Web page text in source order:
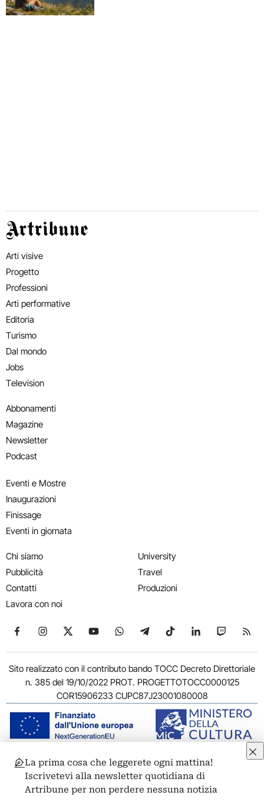
Artribune
Arti visive
Progetto
Professioni
Arti performative
Editoria
Turismo
Dal mondo
Jobs
Television
Abbonamenti
Magazine
Newsletter
Podcast
Eventi e Mostre
Inaugurazioni
Finissage
Eventi in giornata
Chi siamo
Pubblicità
Contatti
Lavora con noi
University
Travel
Produzioni
Seguici su Facebook
Seguici su Instagram
Seguici su X
Seguici su YouTube
Seguici su WhatsApp
Seguici su Telegram
Seguici su TikTok
Seguici su
Seguici
Sito realizzato con il contributo bando TOCC Decreto Direttoriale
n. 385 del 19/10/2022 PROT. PROGETTOTOCC0000125
COR15906233 CUPC87J23001080008
© 2011-2026 ARTRIBUNE srl – Corso Vittorio Emanuele II, 287 –
00186 Roma - P.I. 11381581005
Privacy: Responsabile della protezione dei dati personali
La prima cosa che leggerete ogni mattina!
Iscrivetevi alla newsletter quotidiana di
Artribune per non perdere nessuna notizia